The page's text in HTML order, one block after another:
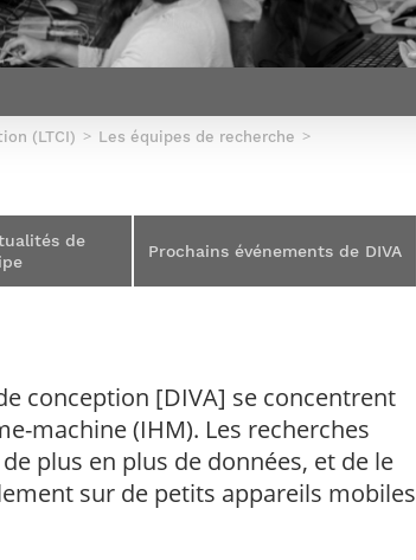
Newsroom
Agenda
RSS
et d’emplois
Transferts
technologiques et
(LTCI)
Les équipes de recherche
de
Prochains événements de DIVA
conception [DIVA] se concentrent
machine (IHM). Les recherches
plus en plus de données, et de le
sur de petits appareils mobiles